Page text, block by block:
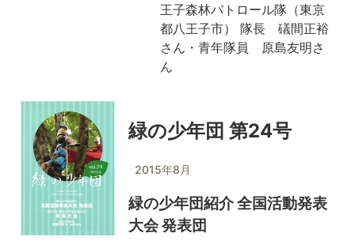
王子森林パトロール隊（東京
都八王子市） 隊長 礒間正裕
さん・青年隊員 原島友明さ
ん
緑の少年団 第24号
2015年8月
緑の少年団紹介 全国活動発表
大会 発表団